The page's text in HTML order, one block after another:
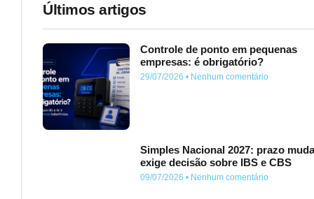
Últimos artigos
Controle de ponto em pequenas
empresas: é obrigatório?
29/07/2026 Nenhum comentário
Simples Nacional 2027: prazo
exige decisão sobre IBS e CBS
09/07/2026 Nenhum comentário